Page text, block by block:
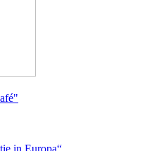
in Europa“